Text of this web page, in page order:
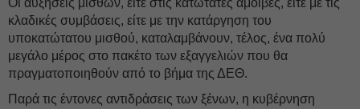
Οι αυξήσεις μισθών, είτε στις κατώτατες αμοιβές, είτε με τις
κλαδικές συμβάσεις, είτε με την κατάργηση του
υποκατώτατου μισθού, καταλαμβάνουν, τέλος, ένα πολύ
μεγάλο μέρος στο πακέτο των εξαγγελιών που θα
πραγματοποιηθούν από το βήμα της ΔΕΘ.
Παρά τις έντονες αντιδράσεις των ξένων, η κυβέρνηση